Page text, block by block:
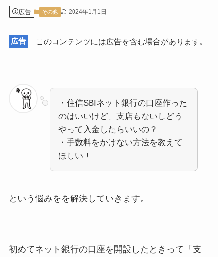
広告 その他 2024年1月1日
広告 このコンテンツには広告を含む場合があります。
・住信SBIネット銀行の口座作った
のはいいけど、支店もないしどう
やって入金したらいいの？
・手数料をかけない方法を教えて
ほしい！
という悩みをを解決していきます。
初めてネット銀行の口座を開設したときって「支